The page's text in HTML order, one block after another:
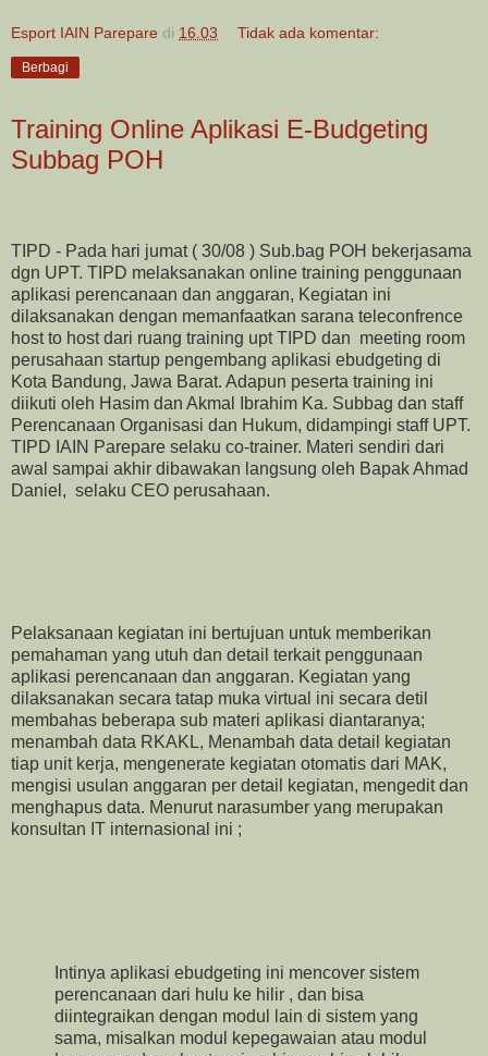
Esport IAIN Parepare di 16.03 Tidak ada komentar:
Berbagi
Training Online Aplikasi E-Budgeting
Subbag POH
TIPD - Pada hari jumat ( 30/08 ) Sub.bag POH bekerjasama
dgn UPT. TIPD melaksanakan online training penggunaan
aplikasi perencanaan dan anggaran, Kegiatan ini
dilaksanakan dengan memanfaatkan sarana teleconfrence
host to host dari ruang training upt TIPD dan meeting room
perusahaan startup pengembang aplikasi ebudgeting di
Kota Bandung, Jawa Barat. Adapun peserta training ini
diikuti oleh Hasim dan Akmal Ibrahim Ka. Subbag dan staff
Perencanaan Organisasi dan Hukum, didampingi staff UPT.
TIPD IAIN Parepare selaku co-trainer. Materi sendiri dari
awal sampai akhir dibawakan langsung oleh Bapak Ahmad
Daniel, selaku CEO perusahaan.
Pelaksanaan kegiatan ini bertujuan untuk memberikan
pemahaman yang utuh dan detail terkait penggunaan
aplikasi perencanaan dan anggaran. Kegiatan yang
dilaksanakan secara tatap muka virtual ini secara detil
membahas beberapa sub materi aplikasi diantaranya;
menambah data RKAKL, Menambah data detail kegiatan
tiap unit kerja, mengenerate kegiatan otomatis dari MAK,
mengisi usulan anggaran per detail kegiatan, mengedit dan
menghapus data. Menurut narasumber yang merupakan
konsultan IT internasional ini ;
Intinya aplikasi ebudgeting ini mencover sistem
perencanaan dari hulu ke hilir , dan bisa
diintegraikan dengan modul lain di sistem yang
sama, misalkan modul kepegawaian atau modul